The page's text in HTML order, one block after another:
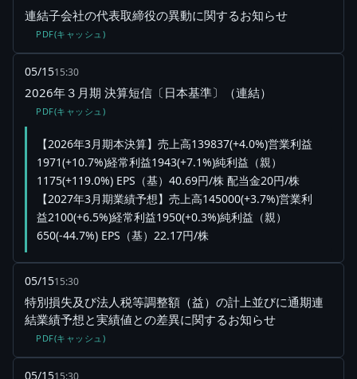
連結子会社の代表取締役の異動に関するお知らせ
PDF(キャッシュ)
05/1515:30
2026年３月期 決算短信〔日本基準〕（連結）
PDF(キャッシュ)
【2026年3月期本決算】売上高139837(+4.0%)営業利益
1971(+10.7%)経常利益1943(+7.1%)純利益（親）
1175(+119.0%) EPS（基）40.69円/株 配当金20円/株
【2027年3月期業績予想】売上高145000(+3.7%)営業利
益2100(+6.5%)経常利益1950(+0.3%)純利益（親）
650(-44.7%) EPS（基）22.17円/株
05/1515:30
特別損失及び法人税等調整額（益）の計上並びに通期連
結業績予想と実績値との差異に関するお知らせ
PDF(キャッシュ)
05/15